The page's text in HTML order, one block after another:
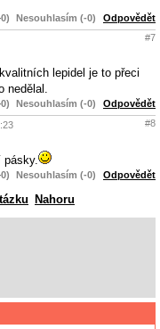
Nesouhlasím (-0) Odpovědět
#7
lepidel je to přeci
nedělal.
Nesouhlasím (-0) Odpovědět
#8
Nesouhlasím (-0) Odpovědět
Nahoru